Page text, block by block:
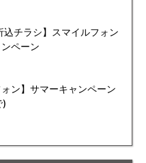
込チラシ】スマイルフォン
ペーン
ォン】サマーキャンペーン
)